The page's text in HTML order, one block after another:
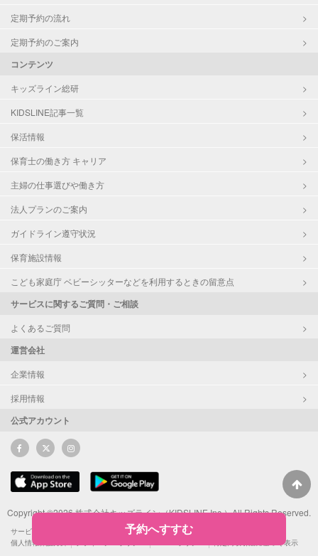
予約へすすむ
定期予約の流れ
定期予約のご案内
コンテンツ
キッズライン総研
KIDSLINE記事一覧
保活情報
保育士の働き方 キャリア
主婦の仕事選びや働き方
法人プランのご案内
ガイドライン遵守状況
保育施設情報
こども家庭庁 ベビーシッターなどを利用するときの留意点
サービスに関するご質問・ご相談
よくあるご質問
運営会社
企業情報
採用情報
公式アカウント
Copyright ©2026 株式会社キッズライン（KIDSLINE Inc.）All Rights Reserved.
サービス利用規約 サポーターによるSNS投稿ガイドライン
個人情報保護方針
特定商取引法に基づく表示